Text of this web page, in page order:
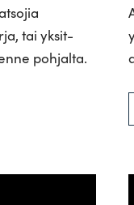
tai yksit­
pohjalta.